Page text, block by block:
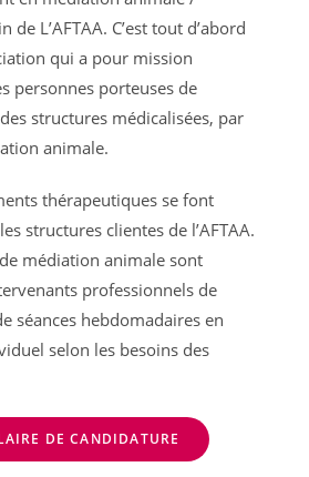
de L’AFTAA. C’est tout d’abord
qui a pour mission
personnes porteuses de
structures médicalisées, par
animale.
thérapeutiques se font
structures clientes de l’AFTAA.
médiation animale sont
professionnels de
séances hebdomadaires en
selon les besoins des
DE CANDIDATURE